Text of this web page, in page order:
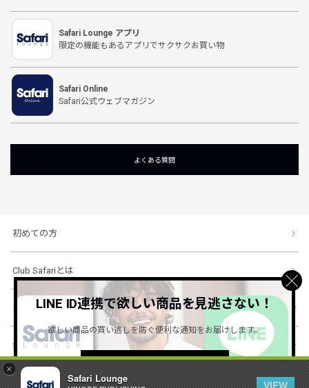
×
Safari Lounge
VIEW
Safari Lounge アプリ
限定の機能もあるアプリでサクサクお買い物
Safari Online
Safari公式ウェブマガジン
よくある質問
初めての方
Club Safariとは
ショッピングガイド
会社概要・規約
LINE ID連携で欲しい商品を見逃さない！
欲しい商品の買い逃しを防ぐ便利な通知をお届けします。
詳しくはこちら ＞